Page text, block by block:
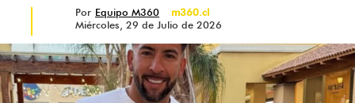
Por Equipo M360
m360.cl
Miércoles, 29 de Julio de 2026